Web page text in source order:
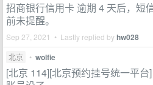
招商银行信用卡 逾期 4 天后，短
前未提醒。
Sep 27, 2021 • Lastly replied byhw028
北京 • wolfie
[北京 114][北京预约挂号统一平台]